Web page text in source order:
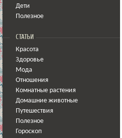
Дети
Полезное
СТАТЬИ
Красота
Здоровье
Мода
Отношения
Комнатные растения
Домашние животные
Путешествия
Полезное
Гороскоп